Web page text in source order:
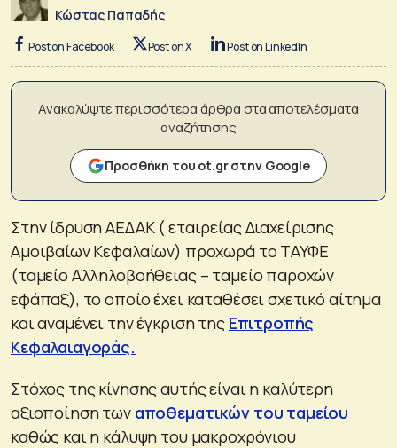
Κώστας Παπαδής
Post on Facebook Post on X Post on LinkedIn
Ανακαλύψτε περισσότερα άρθρα στα αποτελέσματα
αναζήτησης
Προσθήκη του ot.gr στην Google
Στην ίδρυση ΑΕΔΑΚ ( εταιρείας Διαχείρισης
Αμοιβαίων Κεφαλαίων) προχωρά το ΤΑΥΦΕ
(ταμείο Αλληλοβοήθειας – ταμείο παροχών
εφάπαξ), το οποίο έχει καταθέσει σχετικό αίτημα
και αναμένει την έγκριση της Επιτροπής
Κεφαλαιαγοράς.
Στόχος της κίνησης αυτής είναι η καλύτερη
αξιοποίηση των αποθεματικών του ταμείου
καθώς και η κάλυψη του μακροχρόνιου